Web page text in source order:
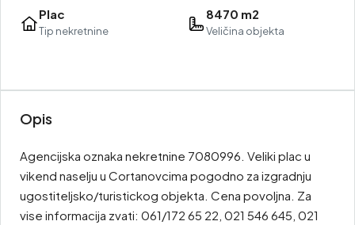
Plac
Tip nekretnine
8470 m2
Veličina objekta
Opis
Agencijska oznaka nekretnine 7080996. Veliki plac u
vikend naselju u Cortanovcima pogodno za izgradnju
ugostiteljsko/turistickog objekta. Cena povoljna. Za
vise informacija zvati: 061/172 65 22, 021 546 645, 021